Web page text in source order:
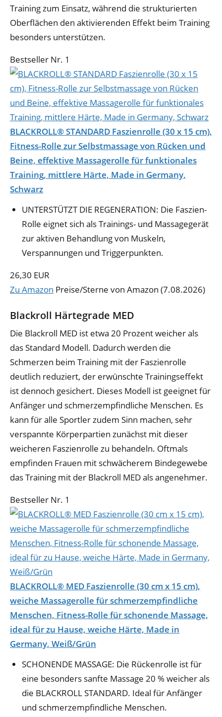
Training zum Einsatz, während die strukturierten
Oberflächen den aktivierenden Effekt beim Training
besonders unterstützen.
Bestseller Nr. 1
BLACKROLL® STANDARD Faszienrolle (30 x 15 cm),
Fitness-Rolle zur Selbstmassage von Rücken und
Beine, effektive Massagerolle für funktionales
Training, mittlere Härte, Made in Germany,
Schwarz
UNTERSTÜTZT DIE REGENERATION: Die Faszien-
Rolle eignet sich als Trainings- und Massagegerät
zur aktiven Behandlung von Muskeln,
Verspannungen und Triggerpunkten.
26,30 EUR
Zu Amazon Preise/Sterne von Amazon (7.08.2026)
Blackroll Härtegrade MED
Die Blackroll MED ist etwa 20 Prozent weicher als
das Standard Modell. Dadurch werden die
Schmerzen beim Training mit der Faszienrolle
deutlich reduziert, der erwünschte Trainingseffekt
ist dennoch gesichert. Dieses Modell ist geeignet für
Anfänger und schmerzempfindliche Menschen. Es
kann für alle Sportler zudem Sinn machen, sehr
verspannte Körperpartien zunächst mit dieser
weicheren Faszienrolle zu behandeln. Oftmals
empfinden Frauen mit schwächerem Bindegewebe
das Training mit der Blackroll MED als angenehmer.
Bestseller Nr. 1
BLACKROLL® MED Faszienrolle (30 cm x 15 cm),
weiche Massagerolle für schmerzempfindliche
Menschen, Fitness-Rolle für schonende Massage,
ideal für zu Hause, weiche Härte, Made in
Germany, Weiß/Grün
SCHONENDE MASSAGE: Die Rückenrolle ist für
eine besonders sanfte Massage 20 % weicher als
die BLACKROLL STANDARD. Ideal für Anfänger
und schmerzempfindliche Menschen.